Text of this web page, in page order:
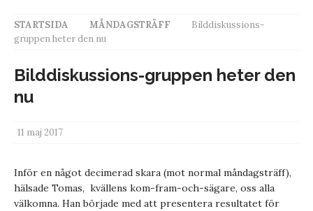
STARTSIDA MÅNDAGSTRÄFF
Bilddiskussions-
gruppen heter den nu
Bilddiskussions-gruppen heter den
nu
11 maj 2017
Inför en något decimerad skara (mot normal måndagsträff),
hälsade Tomas, kvällens kom-fram-och-sägare, oss alla
välkomna. Han började med att presentera resultatet för